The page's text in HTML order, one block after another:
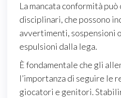
La mancata conformità
disciplinari, che possono
avvertimenti, sospensioni
espulsioni dalla lega.
È fondamentale che gli
l’importanza di seguire le
giocatori e genitori.